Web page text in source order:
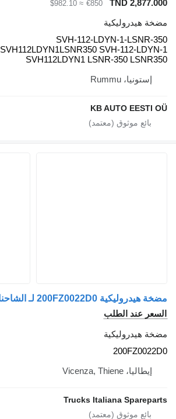
TND 2,877.000
€850
≈ $982.10
مضخة هيدروليكية
SVH-112-LDYN-1-LSNR-350
SVH112LDYN1LSNR350 SVH-112-LDYN-1
SVH112LDYN1 LSNR-350 LSNR350
إستونيا، Rummu
KB AUTO EESTI OÜ
مضخة هيدروليكية 200FZ0022D0 لـ الشاحنات MAN TGM
السعر عند الطلب
مضخة هيدروليكية
200FZ0022D0
إيطاليا، Vicenza, Thiene
Trucks Italiana Spareparts